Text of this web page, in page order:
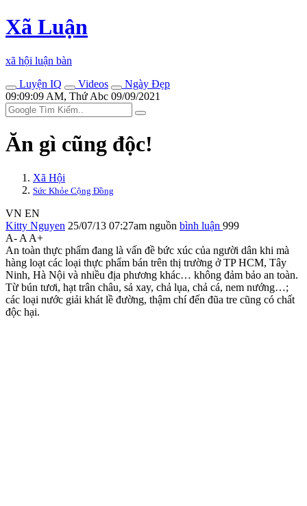
Xã Luận
xã hội luận bàn
Luyện IQ
Videos
Ngày Đẹp
09:09:09 AM, Thứ Abc 09/09/2021
Ăn gì cũng độc!
Xã Hội
Sức Khỏe Cộng Đồng
VN EN
Kitty Nguyen 25/07/13 07:27am nguồn bình luận 999
A- A A+
An toàn thực phẩm đang là vấn đề bức xúc của người dân khi mà
hàng loạt các loại thực phẩm bán trên thị trường ở TP HCM, Tây
Ninh, Hà Nội và nhiều địa phương khác… không đảm bảo an toàn.
Từ bún tươi, hạt trân châu, sả xay, chả lụa, chả cá, nem nướng…;
các loại nước giải khát lề đường, thậm chí đến đũa tre cũng có chất
độc hại.